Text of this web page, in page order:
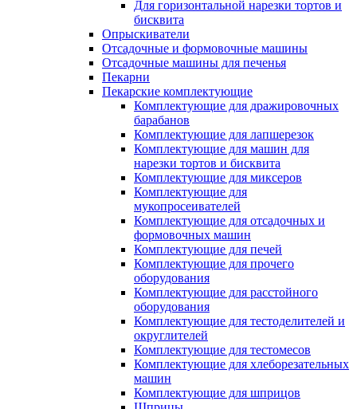
Для горизонтальной нарезки тортов и
бисквита
Опрыскиватели
Отсадочные и формовочные машины
Отсадочные машины для печенья
Пекарни
Пекарские комплектующие
Комплектующие для дражировочных
барабанов
Комплектующие для лапшерезок
Комплектующие для машин для
нарезки тортов и бисквита
Комплектующие для миксеров
Комплектующие для
мукопросеивателей
Комплектующие для отсадочных и
формовочных машин
Комплектующие для печей
Комплектующие для прочего
оборудования
Комплектующие для расстойного
оборудования
Комплектующие для тестоделителей и
округлителей
Комплектующие для тестомесов
Комплектующие для хлеборезательных
машин
Комплектующие для шприцов